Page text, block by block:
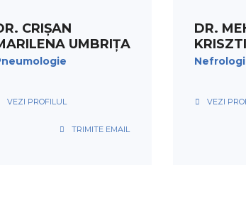
CRIȘAN
UMBRIȚA
VEZI PROFILUL
TRIMITE EMAIL
DR.
VEZI